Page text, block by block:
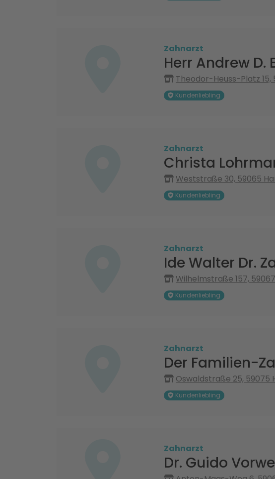
Zahnarzt
Herr Andrew D.
Theodor-Heuss-Platz 15,
Kundenliebling
Zahnarzt
Christa
Weststraße 30, 59065
Kundenliebling
Zahnarzt
Ide Walter Dr.
Wilhelmstraße 157,
Kundenliebling
Zahnarzt
Der Familien-
Oswaldstraße 25, 59075
Kundenliebling
Zahnarzt
Dr. Guido